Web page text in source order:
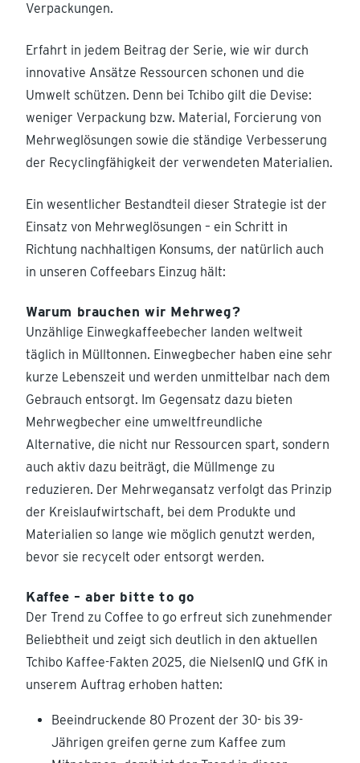
Verpackungen.
Erfahrt in jedem Beitrag der Serie, wie wir durch
innovative Ansätze Ressourcen schonen und die
Umwelt schützen. Denn bei Tchibo gilt die Devise:
weniger Verpackung bzw. Material, Forcierung von
Mehrweglösungen sowie die ständige Verbesserung
der Recyclingfähigkeit der verwendeten Materialien.
Ein wesentlicher Bestandteil dieser Strategie ist der
Einsatz von Mehrweglösungen – ein Schritt in
Richtung nachhaltigen Konsums, der natürlich auch
in unseren Coffeebars Einzug hält:
Warum brauchen wir Mehrweg?
Unzählige Einwegkaffeebecher landen weltweit
täglich in Mülltonnen. Einwegbecher haben eine sehr
kurze Lebenszeit und werden unmittelbar nach dem
Gebrauch entsorgt. Im Gegensatz dazu bieten
Mehrwegbecher eine umweltfreundliche
Alternative, die nicht nur Ressourcen spart, sondern
auch aktiv dazu beiträgt, die Müllmenge zu
reduzieren. Der Mehrwegansatz verfolgt das Prinzip
der Kreislaufwirtschaft, bei dem Produkte und
Materialien so lange wie möglich genutzt werden,
bevor sie recycelt oder entsorgt werden.
Kaffee – aber bitte to go
Der Trend zu Coffee to go erfreut sich zunehmender
Beliebtheit und zeigt sich deutlich in den aktuellen
Tchibo Kaffee-Fakten 2025, die NielsenIQ und GfK in
unserem Auftrag erhoben hatten:
Beeindruckende 80 Prozent der 30- bis 39-
Jährigen greifen gerne zum Kaffee zum